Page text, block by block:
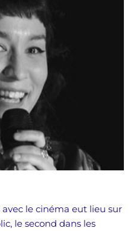
le cinéma eut lieu sur
le second dans les